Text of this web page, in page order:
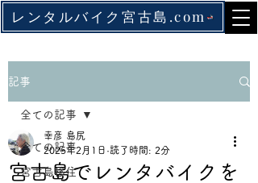
レンタルバイク宮古島.com
記事
全ての記事
宮古島移住
全ての記事
宮古島でレンタバイクを
幸彦 島尻
2025年2月1日 読了時間: 2分